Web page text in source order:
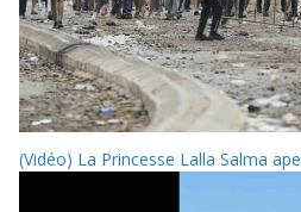
(Vidéo) La Princesse Lalla Salma